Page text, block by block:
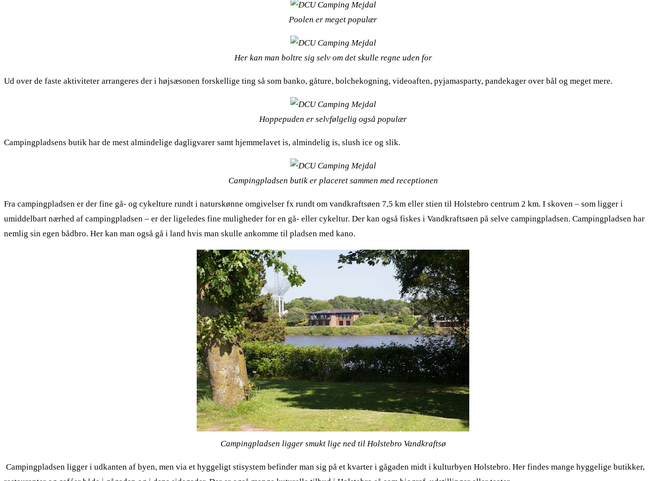
Poolen er meget populær
Her kan man boltre sig selv om det skulle regne uden for
Ud over de faste aktiviteter arrangeres der i højsæsonen forskellige ting så som banko, gåture, bolchekogning, videoaften, pyjamasparty, pandekager over bål og meget mere.
Hoppepuden er selvfølgelig også populær
Campingpladsens butik har de mest almindelige dagligvarer samt hjemmelavet is, almindelig is, slush ice og slik.
Campingpladsen butik er placeret sammen med receptionen
Fra campingpladsen er der fine gå- og cykelture rundt i naturskønne omgivelser fx rundt om vandkraftsøen 7,5 km eller stien til Holstebro centrum 2 km. I skoven – som ligger i
umiddelbart nærhed af campingpladsen – er der ligeledes fine muligheder for en gå- eller cykeltur. Der kan også fiskes i Vandkraftsøen på selve campingpladsen. Campingpladsen har
nemlig sin egen bådbro. Her kan man også gå i land hvis man skulle ankomme til pladsen med kano.
Campingpladsen ligger smukt lige ned til Holstebro Vandkraftsø
Campingpladsen ligger i udkanten af byen, men via et hyggeligt stisystem befinder man sig på et kvarter i gågaden midt i kulturbyen Holstebro. Her findes mange hyggelige butikker,